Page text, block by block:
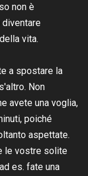
non è
vita.
a spostare la
Non
avete una voglia,
poiché
aspettate.
le vostre solite
es. fate una